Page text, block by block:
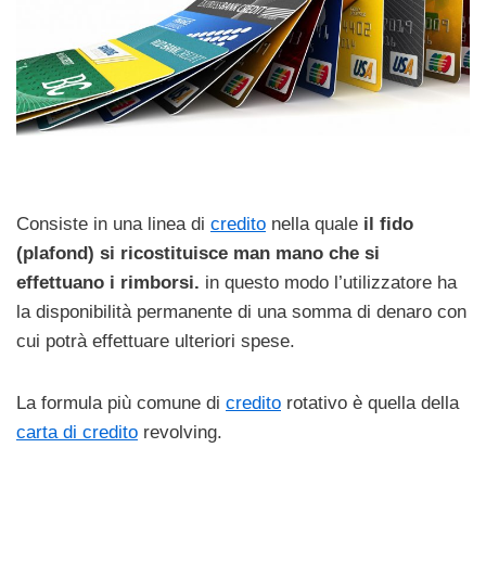
Consiste in una linea di credito nella quale il fido
(plafond) si ricostituisce man mano che si
effettuano i rimborsi. in questo modo l’utilizzatore ha
la disponibilità permanente di una somma di denaro con
cui potrà effettuare ulteriori spese.
La formula più comune di credito rotativo è quella della
carta di credito revolving.